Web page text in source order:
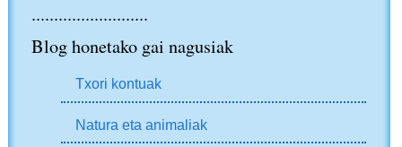
..........................
Blog honetako gai nagusiak
Txori kontuak
Natura eta animaliak